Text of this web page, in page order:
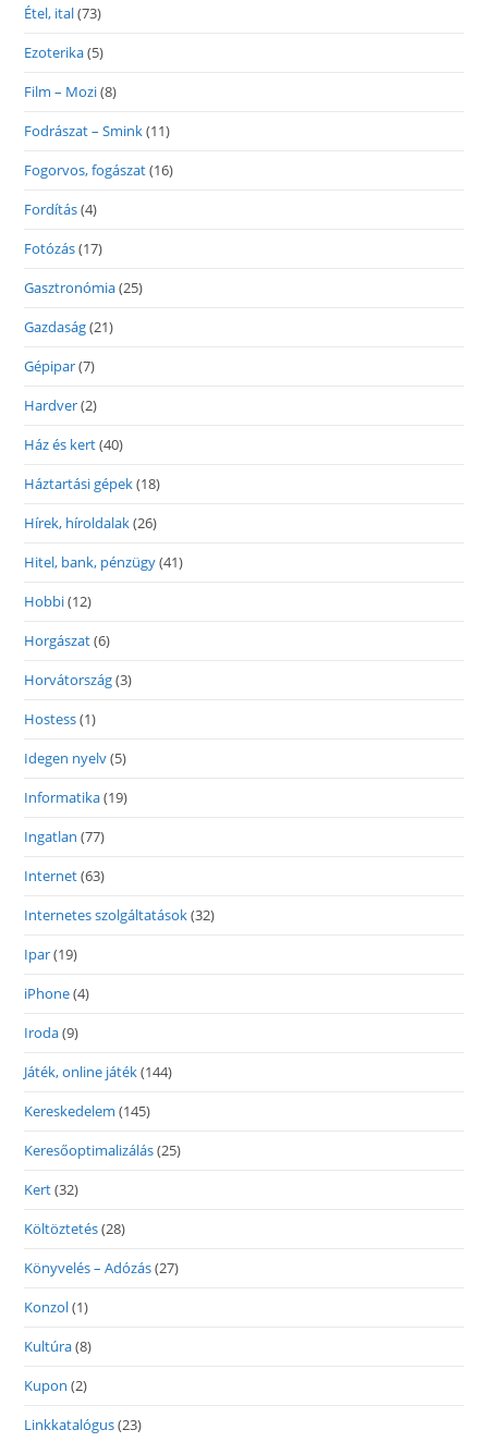
Étel, ital(73)
Ezoterika(5)
Film – Mozi(8)
Fodrászat – Smink(11)
Fogorvos, fogászat(16)
Fordítás(4)
Fotózás(17)
Gasztronómia(25)
Gazdaság(21)
Gépipar(7)
Hardver(2)
Ház és kert(40)
Háztartási gépek(18)
Hírek, híroldalak(26)
Hitel, bank, pénzügy(41)
Hobbi(12)
Horgászat(6)
Horvátország(3)
Hostess(1)
Idegen nyelv(5)
Informatika(19)
Ingatlan (77)
Internet(63)
Internetes szolgáltatások(32)
Ipar(19)
iPhone(4)
Iroda(9)
Játék, online játék(144)
Kereskedelem (145)
Keresőoptimalizálás(25)
Kert(32)
Költöztetés(28)
Könyvelés – Adózás(27)
Konzol(1)
Kultúra(8)
Kupon (2)
Linkkatalógus(23)